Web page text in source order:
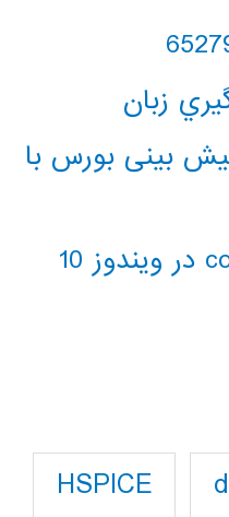
زبان
بینی بورس با
HSPICE